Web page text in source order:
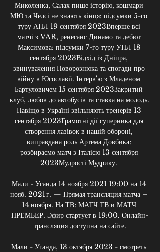
Миколенка, Салах пише історію, кошмари
МЮ та Челсі не знають кінця: підсумки 5-го
туру АПЛ 19 сентября 2023Вперше всі
матчі з VAR, ренесанс Динамо та дебют
Максимова: підсумки 7-го туру УПЛ 18
сентября 2023Відхід із Дніпра,
звинувачення Поворознюка та спогади про
війну в Югославії. Інтерв'ю з Младеном
Бартуловичем 15 сентября 2023Закритий
клуб, любов до автобусів та ставка на молодь.
Навіщо в Україні звільняють тренерів 13
сентября 2023Грамотні дії суперника для
створення лазівок в нашій обороні,
виправдана роль Артема Довбика:
розбираємо матч з Італією 13 сентября
2023Мудрості Мудрику.
Мали - Уганда 14 ноября 2021 19:00 на 14
нояб. 2021 г. — Прямая трансляция матча –
14 ноября. На ТВ: МАТЧ ТВ и МАТЧ
ПРЕМЬЕР. Эфир стартует в 19:00. Онлайн-
трансляция доступна на сайте.
Мали - Уганда, 13 октября 2023 - смотреть